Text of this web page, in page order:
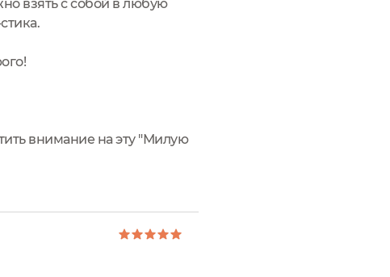
взять с собой в любую
внимание на эту "Милую